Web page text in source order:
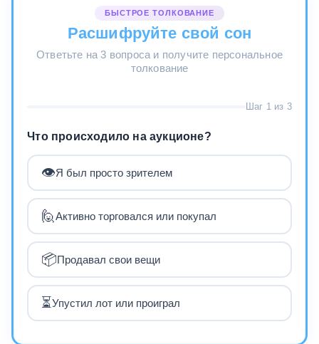
БЫСТРОЕ ТОЛКОВАНИЕ
Расшифруйте свой сон
Ответьте на 3 вопроса и получите персональное
толкование
Шаг 1 из 3
Что происходило на аукционе?
👁️Я был просто зрителем
🙋Активно торговался или покупал
📦Продавал свои вещи
⏳Упустил лот или проиграл